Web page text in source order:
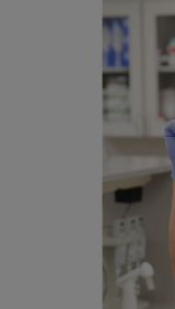
estrictamente
necesita.